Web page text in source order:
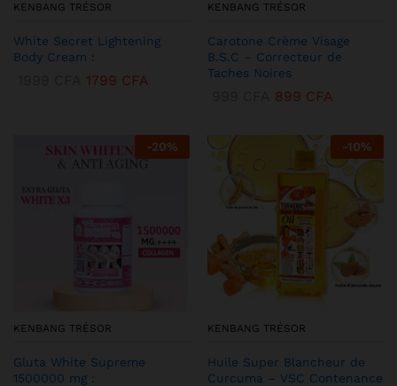
KENBANG TRÉSOR
White Secret Lightening
Body Cream :
1799 CFA
KENBANG TRÉSOR
Carotone Crème Visage
B.S.C – Correcteur de
Taches Noires
899 CFA
-20%
KENBANG TRÉSOR
Gluta White Supreme
1500000 mg :
-10%
KENBANG TRÉSOR
Huile Super Blancheur de
Curcuma – VSC Contenance